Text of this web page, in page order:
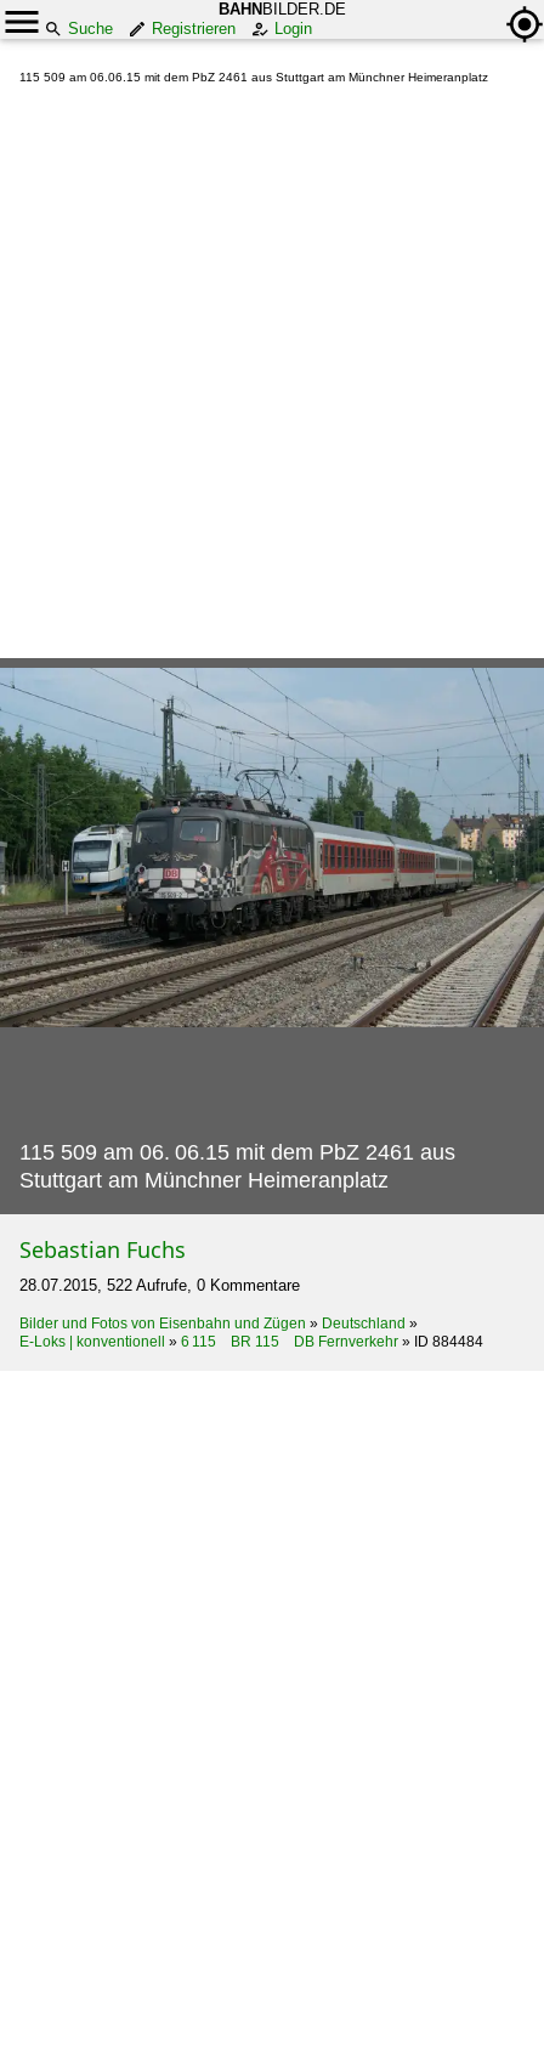
BAHN BILDER.DE
Suche
Registrieren Login
115 509 am 06.06.15 mit dem PbZ 2461 aus Stuttgart am Münchner Heimeranplatz
115 509 am 06. 06.15 mit dem PbZ 2461 aus
Stuttgart am Münchner Heimeranplatz
Sebastian Fuchs
28.07.2015, 522 Aufrufe, 0 Kommentare
Bilder und Fotos von Eisenbahn und Zügen » Deutschland »
E-Loks | konventionell
» 6 115 BR 115 DB Fernverkehr » ID 884484